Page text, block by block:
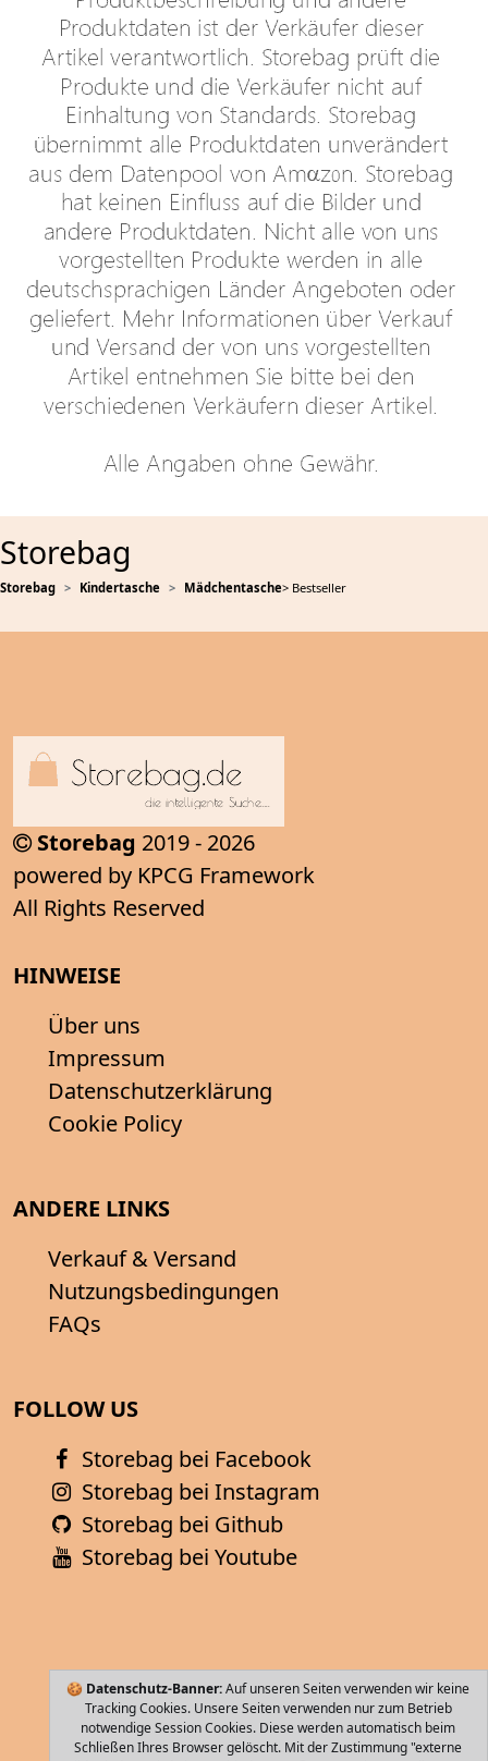
Storebag
Storebag Kindertasche Mädchentasche> Bestseller
🍪 Datenschutz-Banner:Auf unseren Seiten verwenden wir keine
Tracking Cookies. Unsere Seiten verwenden nur zum Betrieb
notwendige Session Cookies. Diese werden automatisch beim
Schließen Ihres Browser gelöscht. Mit der Zustimmung "externe
Storebag 2019 - 2026
powered by KPCG Framework
All Rights Reserved
HINWEISE
Über uns
Impressum
Datenschutzerklärung
Cookie Policy
ANDERE LINKS
Verkauf & Versand
Nutzungsbedingungen
FAQs
FOLLOW US
Storebag bei Facebook
Storebag bei Instagram
Storebag bei Github
Storebag bei Youtube